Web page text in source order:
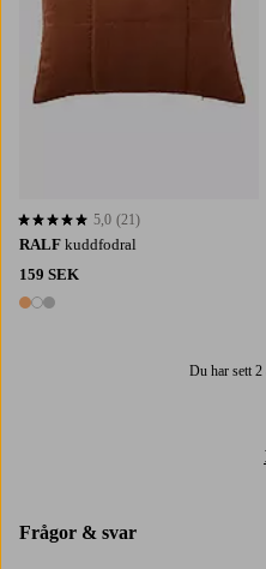
RALF kuddfodral
159 SEK
3 färger
5,0 baserat på 21 st betyg
5,0 (21)
Du har sett
Frågor & svar